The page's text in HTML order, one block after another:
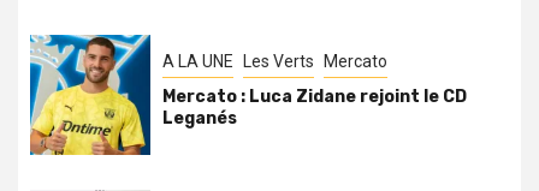
A LA UNE Les Verts Mercato
Mercato : Luca Zidane rejoint le CD
Leganés